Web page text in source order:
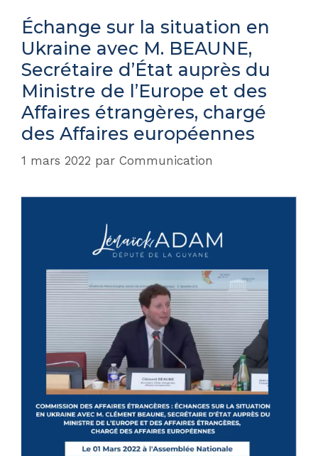
Échange sur la situation en
Ukraine avec M. BEAUNE,
Secrétaire d’État auprès du
Ministre de l’Europe et des
Affaires étrangères, chargé
des Affaires européennes
1 mars 2022 par Communication